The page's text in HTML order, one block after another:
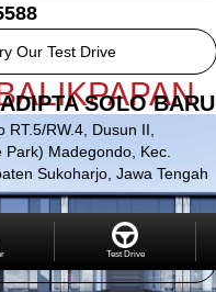
Our Test Drive
SOLO BARU
RT.5/RW.4, Dusun II,
Madegondo, Kec.
Sukoharjo, Jawa Tengah
Our Test DriveTest Drive